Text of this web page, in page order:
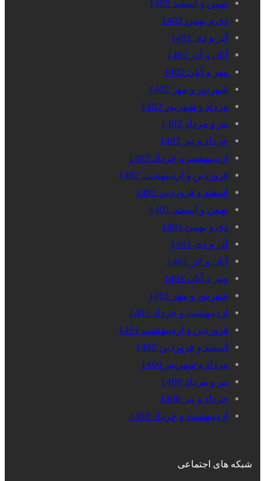
بهمن و اسفند 1402
دی و بهمن 1402
آذر و دی 1402
آبان و آذر 1402
مهر و آبان 1402
شهریور و مهر 1402
مرداد و شهریور 1402
تیر و مرداد 1402
خرداد و تیر 1402
اردیبهشت و خرداد 1402
فروردین و اردیبهشت 1402
اسفند و فروردین 1401
بهمن و اسفند 1401
دی و بهمن 1401
آذر و دی 1401
آبان و آذر 1401
مهر و آبان 1401
شهریور و مهر 1401
اردیبهشت و خرداد 1401
فروردین و اردیبهشت 1401
اسفند و فروردین 1400
مرداد و شهریور 1400
تیر و مرداد 1400
خرداد و تیر 1400
اردیبهشت و خرداد 1400
شبکه های اجتماعی